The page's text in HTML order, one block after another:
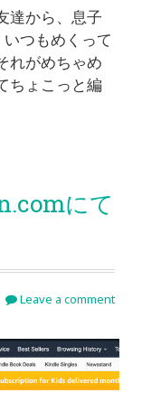
達から、息子
つもめくって
れがめちゃめ
ちょこっと編
にて
Leave a comment